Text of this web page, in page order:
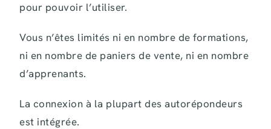
pour pouvoir l’utiliser.
Vous n’êtes limités ni en nombre de formations,
ni en nombre de paniers de vente, ni en nombre
d’apprenants.
La connexion à la plupart des autorépondeurs
est intégrée.